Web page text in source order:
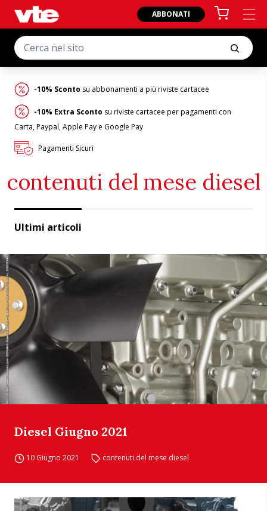
ABBONATI
-10% Sconto su abbonamenti a più riviste cartacee
-10% Extra Sconto su riviste cartacee per pagamenti con
Carta, Paypal, Apple Pay e Google Pay
Pagamenti Sicuri
contenuti del mese diesel
Ultimi articoli
Diesel Giugno 2021
10 Giugno 2021 contenuti del mese diesel